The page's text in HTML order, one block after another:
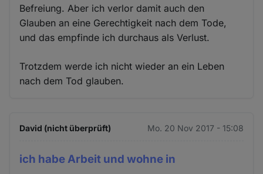
Befreiung. Aber ich verlor damit auch den
Glauben an eine Gerechtigkeit nach dem Tode,
und das empfinde ich durchaus als Verlust.
Trotzdem werde ich nicht wieder an ein Leben
nach dem Tod glauben.
David (nicht überprüft) Mo. 20 Nov 2017 - 15:08
ich habe Arbeit und wohne in